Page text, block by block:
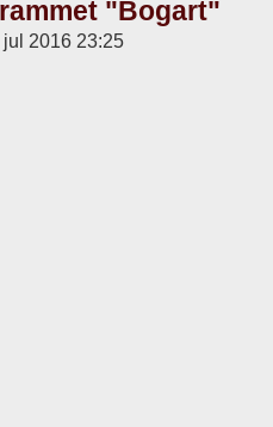
"Bogart"
jul 2016 23:25